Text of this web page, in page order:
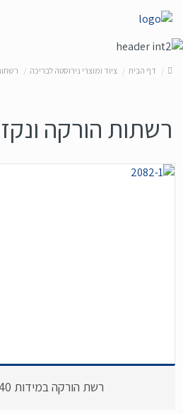
דף הבית ציוד ומוצרי נירוסטה לבריכה
רשתות הורקה
רשת הורקה במידות 40*40 - 2082